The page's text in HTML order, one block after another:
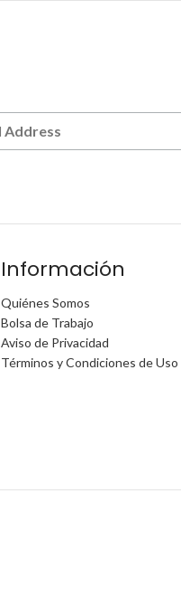
Información
Quiénes Somos
Bolsa de Trabajo
Aviso de Privacidad
Términos y Condiciones de Uso